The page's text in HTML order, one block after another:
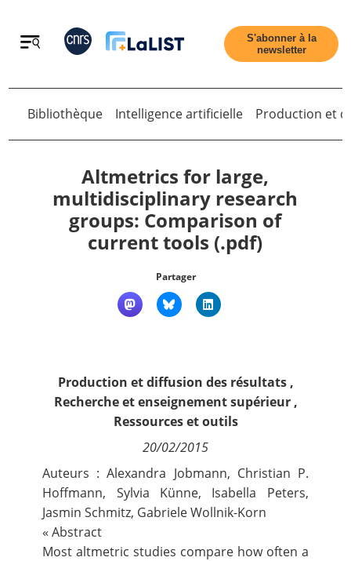
Retour
Qui sommes nous ?
Nous suivre
S'abonner à la
newsletter
Bibliothèque Intelligence artificielle Production et
Altmetrics for large,
multidisciplinary research
groups: Comparison of
current tools (.pdf)
Partager
Production et diffusion des résultats,
Recherche et enseignement supérieur,
Ressources et outils
20/02/2015
Auteurs : Alexandra Jobmann, Christian P.
Hoffmann, Sylvia Künne, Isabella Peters,
Jasmin Schmitz, Gabriele Wollnik-Korn
« Abstract
Most altmetric studies compare how often a